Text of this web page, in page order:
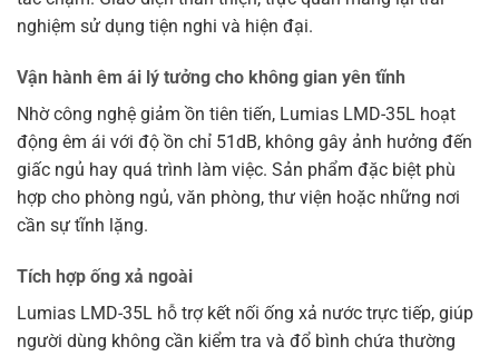
nghiệm sử dụng tiện nghi và hiện đại.
Vận hành êm ái lý tưởng cho không gian yên tĩnh
Nhờ công nghệ giảm ồn tiên tiến, Lumias LMD-35L hoạt
động êm ái với độ ồn chỉ 51dB, không gây ảnh hưởng đến
giấc ngủ hay quá trình làm việc. Sản phẩm đặc biệt phù
hợp cho phòng ngủ, văn phòng, thư viện hoặc những nơi
cần sự tĩnh lặng.
Tích hợp ống xả ngoài
Lumias LMD-35L hỗ trợ kết nối ống xả nước trực tiếp, giúp
người dùng không cần kiểm tra và đổ bình chứa thường